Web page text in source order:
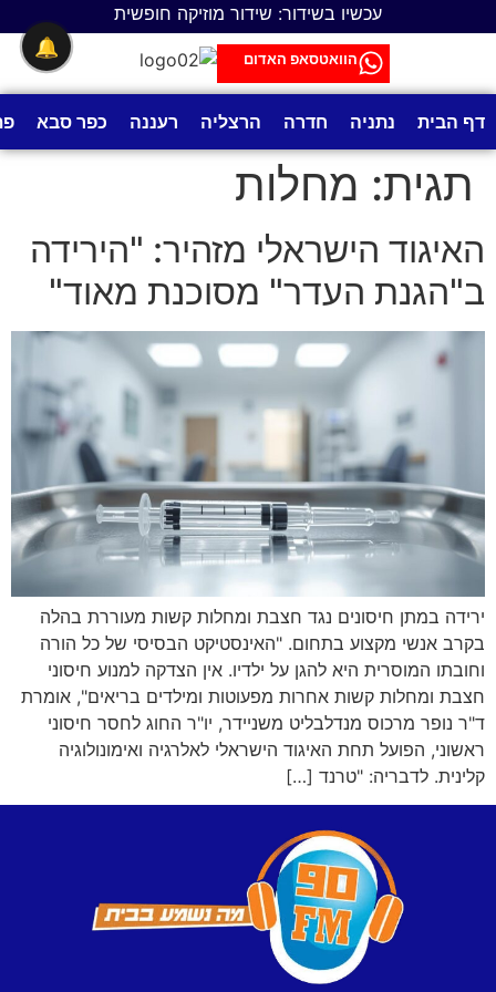
עכשיו בשידור: שידור מוזיקה חופשית
הוואטסאפ האדום
דף הבית נתניה חדרה הרצליה רעננה כפר סבא
תגית: מחלות
האיגוד הישראלי מזהיר: "הירידה
ב"הגנת העדר" מסוכנת מאוד"
ירידה במתן חיסונים נגד חצבת ומחלות קשות מעוררת בהלה
בקרב אנשי מקצוע בתחום. "האינסטיקט הבסיסי של כל הורה
וחובתו המוסרית היא להגן על ילדיו. אין הצדקה למנוע חיסוני
חצבת ומחלות קשות אחרות מפעוטות ומילדים בריאים", אומרת
ד"ר נופר מרכוס מנדלבליט משניידר, יו"ר החוג לחסר חיסוני
ראשוני, הפועל תחת האיגוד הישראלי לאלרגיה ואימונולוגיה
קלינית. לדבריה: "טרנד […]
🔔